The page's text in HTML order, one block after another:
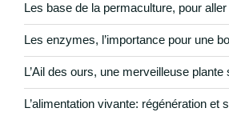
Les base de la permaculture, pour aller
Les enzymes, l’importance pour une
L’Ail des ours, une merveilleuse plante
L’alimentation vivante: régénération et